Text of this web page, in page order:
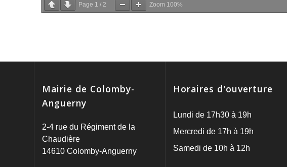
Page 1 / 2 Zoom 100%
Mairie de Colomby-
Anguerny
2-4 rue du Régiment de la
Chaudière
14610 Colomby-Anguerny
Horaires d'ouverture
Lundi de 17h30 à 19h
Mercredi de 17h à 19h
Samedi de 10h à 12h